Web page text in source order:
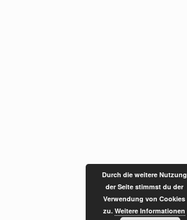
Durch die weitere Nutzung
der Seite stimmst du der
Verwendung von Cookies
zu. Weitere Informationen